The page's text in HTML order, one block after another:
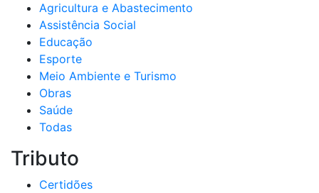
Agricultura e Abastecimento
Assistência Social
Educação
Esporte
Meio Ambiente e Turismo
Obras
Saúde
Todas
Tributo
Certidões